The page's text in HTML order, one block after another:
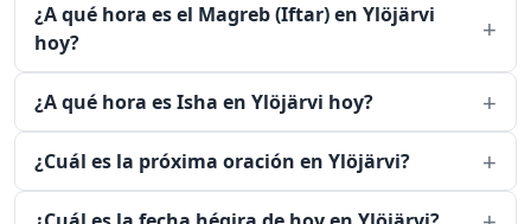
¿A qué hora es el Magreb (Iftar) en Ylöjärvi
hoy?
¿A qué hora es Isha en Ylöjärvi hoy?
¿Cuál es la próxima oración en Ylöjärvi?